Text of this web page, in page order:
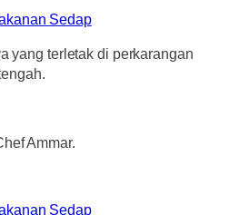
yang terletak di perkarangan
Ammar.